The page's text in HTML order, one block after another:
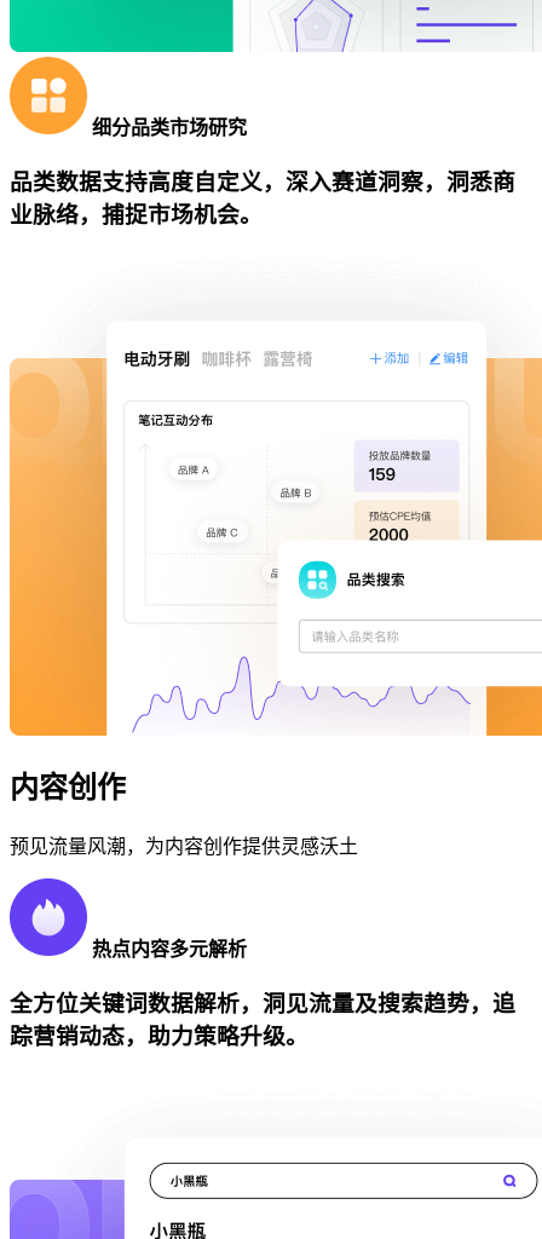
细分品类市场研究
品类数据支持高度自定义，深入赛道洞察，洞悉商
业脉络，捕捉市场机会。
内容创作
预见流量风潮，为内容创作提供灵感沃土
热点内容多元解析
全方位关键词数据解析，洞见流量及搜索趋势，追
踪营销动态，助力策略升级。